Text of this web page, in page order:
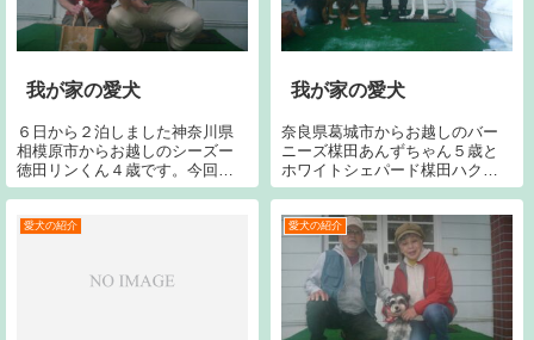
我が家の愛犬
６日から２泊しました神奈川県
相模原市からお越しのシーズー
徳田リンくん４歳です。今回で
２１回目です。宜しくお願いし
我が家の愛犬
奈良県葛城市からお越しのバー
ニーズ楳田あんずちゃん５歳と
ホワイトシェパード楳田ハクち
ゃん３歳です。今回で３７回目
愛犬の紹介 愛犬の紹介